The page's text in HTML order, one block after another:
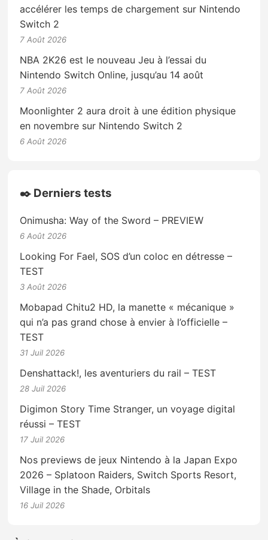
accélérer les temps de chargement sur Nintendo
Switch 2
7 Août 2026
NBA 2K26 est le nouveau Jeu à l’essai du
Nintendo Switch Online, jusqu’au 14 août
7 Août 2026
Moonlighter 2 aura droit à une édition physique
en novembre sur Nintendo Switch 2
6 Août 2026
✒️ Derniers tests
Onimusha: Way of the Sword – PREVIEW
6 Août 2026
Looking For Fael, SOS d’un coloc en détresse –
TEST
3 Août 2026
Mobapad Chitu2 HD, la manette « mécanique »
qui n’a pas grand chose à envier à l’officielle –
TEST
31 Juil 2026
Denshattack!, les aventuriers du rail – TEST
28 Juil 2026
Digimon Story Time Stranger, un voyage digital
réussi – TEST
17 Juil 2026
Nos previews de jeux Nintendo à la Japan Expo
2026 – Splatoon Raiders, Switch Sports Resort,
Village in the Shade, Orbitals
16 Juil 2026